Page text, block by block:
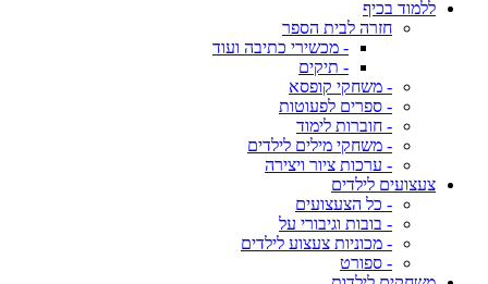
ללמוד בכיף
חזרה לבית הספר
- מכשירי כתיבה ועוד
- תיקים
- משחקי קופסא
- ספרים לפעוטות
- חוברות לימוד
- משחקי מילים לילדים
- ערכות ציור ויצירה
צעצועים לילדים
- כל הצעצועים
- בובות וגיבורי על
- מכוניות צעצוע לילדים
- ספורט